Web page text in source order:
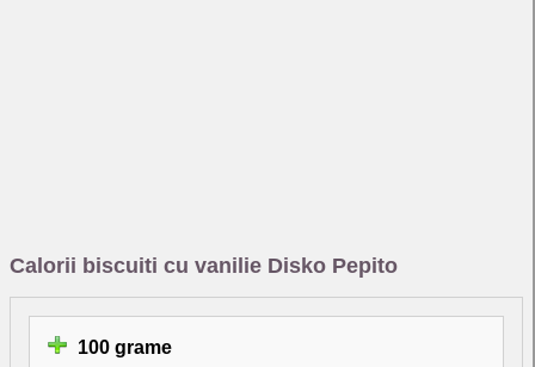
Calorii biscuiti cu vanilie Disko Pepito
100 grame